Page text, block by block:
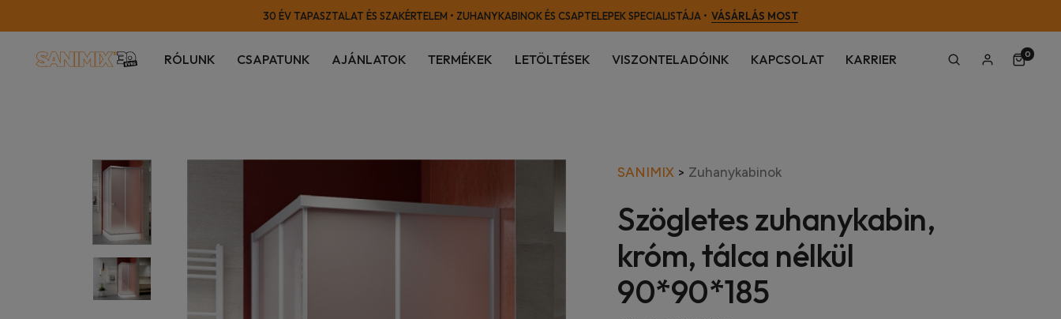
30 ÉV TAPASZTALAT ÉS SZAKÉRTELEM • ZUHANYKABINOK ÉS CSAPTELEPEK SPECIALISTÁJA • VÁSÁRLÁS MOST
RÓLUNK CSAPATUNK AJÁNLATOK TERMÉKEK LETÖLTÉSEK VISZONTELADÓINK KAPCSOLAT KARRIER 0
SANIMIX > Zuhanykabinok
Szögletes zuhanykabin,
króm, tálca nélkül
90*90*185